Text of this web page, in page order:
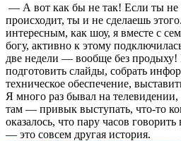
— А вот как бы не так! Если ты не
происходит, ты и не сделаешь
интересным, как шоу, я вместе с
богу, активно к этому
две недели — вообще без
подготовить слайды, собрать
техническое обеспечение,
Я много раз бывал на
там — привык выступать, что-то
оказалось, что пару часов
— это совсем другая история.